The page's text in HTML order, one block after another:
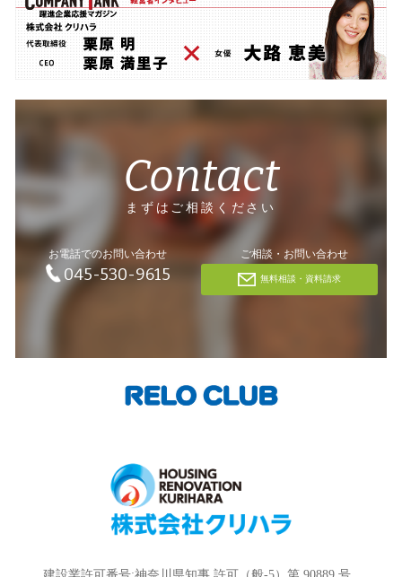
Contact
まずはご相談ください
お電話でのお問い合わせ
045-530-9615
ご相談・お問い合わせ
無料相談・資料請求